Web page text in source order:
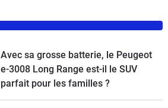
Avec sa grosse batterie, le Peugeot
e-3008 Long Range est-il le SUV
parfait pour les familles ?